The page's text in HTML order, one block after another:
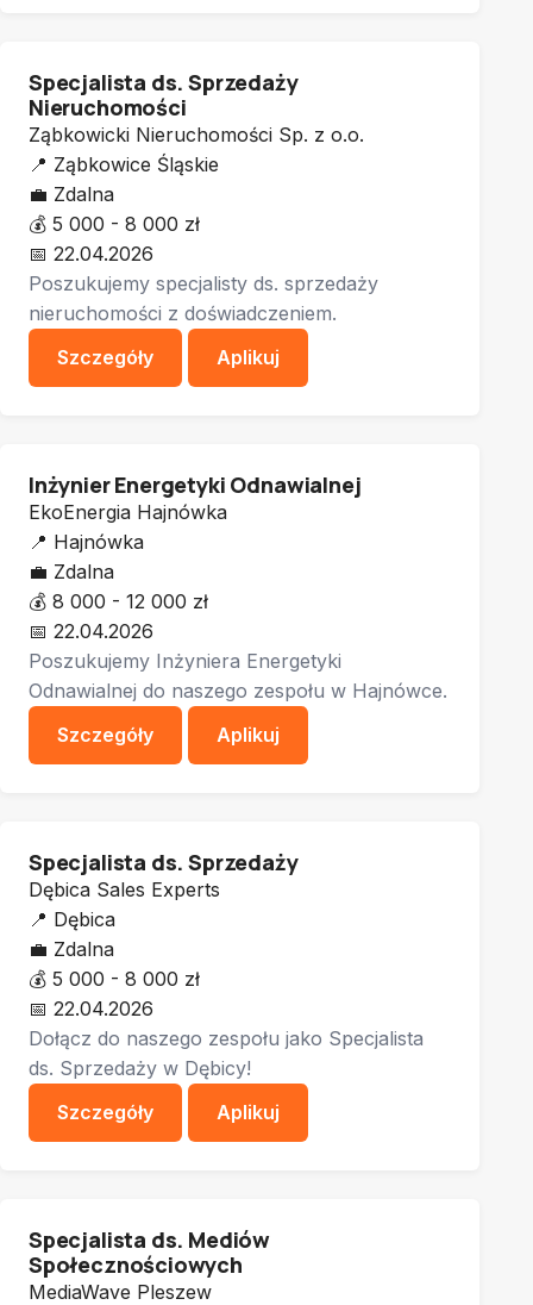
Specjalista ds. Sprzedaży
Nieruchomości
Ząbkowicki Nieruchomości Sp. z o.o.
📍 Ząbkowice Śląskie
💼 Zdalna
💰 5 000 - 8 000 zł
📅 22.04.2026
Poszukujemy specjalisty ds. sprzedaży
nieruchomości z doświadczeniem.
Szczegóły
Aplikuj
Inżynier Energetyki Odnawialnej
EkoEnergia Hajnówka
📍 Hajnówka
💼 Zdalna
💰 8 000 - 12 000 zł
📅 22.04.2026
Poszukujemy Inżyniera Energetyki
Odnawialnej do naszego zespołu w Hajnówce.
Szczegóły
Aplikuj
Specjalista ds. Sprzedaży
Dębica Sales Experts
📍 Dębica
💼 Zdalna
💰 5 000 - 8 000 zł
📅 22.04.2026
Dołącz do naszego zespołu jako Specjalista
ds. Sprzedaży w Dębicy!
Szczegóły
Aplikuj
Specjalista ds. Mediów
Społecznościowych
MediaWave Pleszew